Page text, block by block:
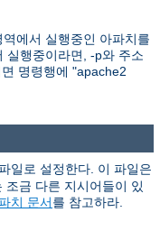
에서 실행중인 아파치를
실행중이라면, -p와 주소
명령행에 "apache2
일로 설정한다. 이 파일은
조금 다른 지시어들이 있
치 문서를 참고하라.